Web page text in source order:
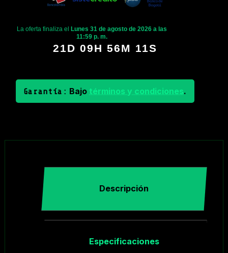
La oferta finaliza el
Lunes 31 de agosto de 2026 a las
11:59 p. m.
21D 09H 56M 11S
Garantía: Bajo términos y condiciones.
Descripción
Especificaciones